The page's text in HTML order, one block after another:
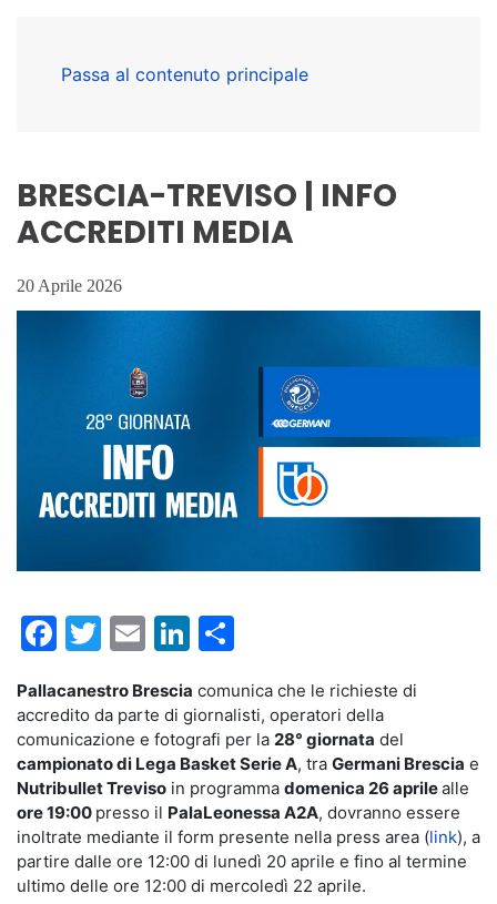
Passa al contenuto principale
BRESCIA-TREVISO | INFO
ACCREDITI MEDIA
20 Aprile 2026
Facebook
Twitter
EmailLinkedIn
Pallacanestro Brescia comunica che le richieste di
accredito da parte di giornalisti, operatori della
comunicazione e fotografi per la 28° giornata del
campionato di Lega Basket Serie A, tra Germani Brescia e
Nutribullet Treviso in programma domenica 26 aprilealle
ore 19:00 presso il PalaLeonessa A2A, dovranno essere
inoltrate mediante il form presente nella press area (link), a
partire dalle ore 12:00 di lunedì 20 aprile e fino al termine
ultimo delle ore 12:00 di mercoledì 22 aprile.